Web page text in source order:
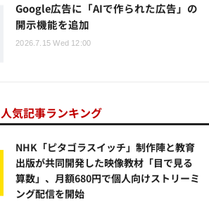
Google広告に「AIで作られた広告」の
開示機能を追加
2026.7.15 Wed 12:00
人気記事ランキング
NHK「ピタゴラスイッチ」制作陣と教育
出版が共同開発した映像教材「目で見る
算数」、月額680円で個人向けストリーミ
ング配信を開始